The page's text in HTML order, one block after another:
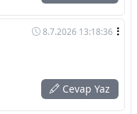
8.7.2026 13:18:36
Cevap Yaz